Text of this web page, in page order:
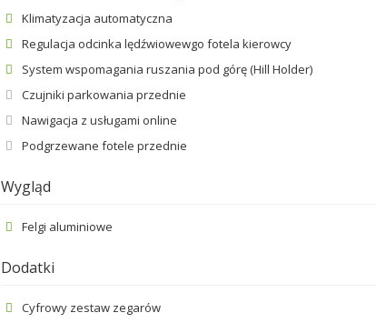
Klimatyzacja automatyczna
Regulacja odcinka lędźwiowewgo fotela kierowcy
System wspomagania ruszania pod górę (Hill Holder)
Czujniki parkowania przednie
Nawigacja z usługami online
Podgrzewane fotele przednie
Wygląd
Felgi aluminiowe
Dodatki
Cyfrowy zestaw zegarów